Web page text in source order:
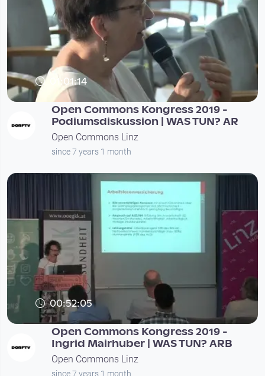
01:01:14
Open Commons Kongress 2019 -
Podiumsdiskussion | WAS TUN? AR
Open Commons Linz
since 7 years 1 month
00:52:05
Open Commons Kongress 2019 -
Ingrid Mairhuber | WAS TUN? ARB
Open Commons Linz
since 7 years 1 month